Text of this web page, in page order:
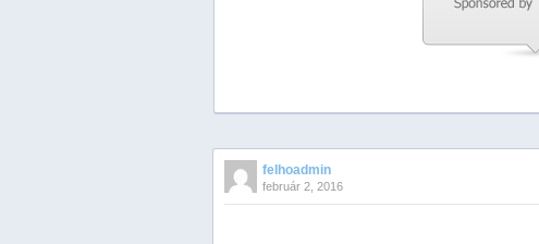
PreviousNextStop
2
felhoadmin
február 2, 2016